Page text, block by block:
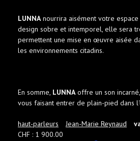
LUNNAnourrira aisément votre
design sobre et intemporel, elle sera
permettent une mise en œuvre aisée
les environnements citadins.
En somme, LUNNAoffre un son
vous faisant entrer de plain-pied dans
haut-parleurs Jean-Marie Reynaud
CHF : 1 900.00